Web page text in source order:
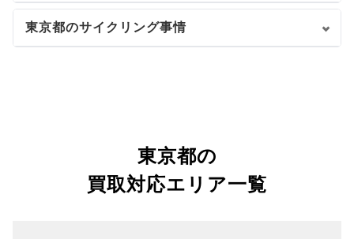
東京都のサイクリング事情
東京都の
買取対応エリア一覧